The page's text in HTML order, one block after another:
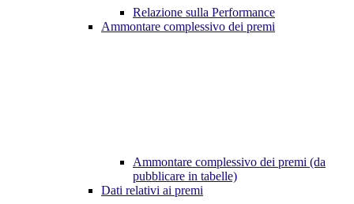
Relazione sulla Performance
Ammontare complessivo dei premi
Ammontare complessivo dei premi (da
pubblicare in tabelle)
Dati relativi ai premi